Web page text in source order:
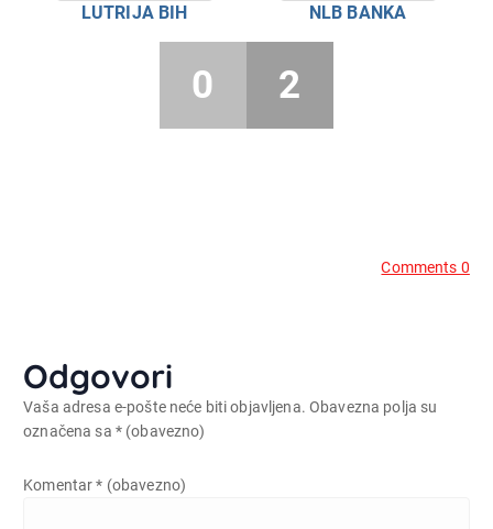
LUTRIJA BIH NLB BANKA
0 2
Comments 0
Odgovori
Vaša adresa e-pošte neće biti objavljena. Obavezna polja su
označena sa * (obavezno)
Komentar* (obavezno)